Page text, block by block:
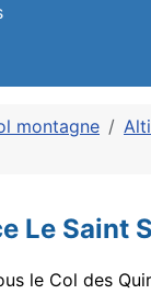
montagne
Le Saint
le Col des